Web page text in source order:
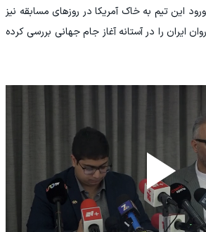
این تیم به خاک آمریکا در روزهای مسابقه نیز
ایران را در آستانه آغاز جام جهانی بررسی کرده